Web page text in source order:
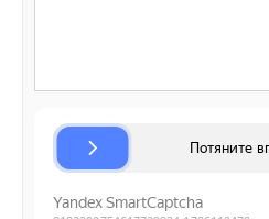
в истории климатического
получила премию Best VRF
лучшие продажи VRF-систем
оригинальных брендов Midea и
Developer Award за выдающиеся